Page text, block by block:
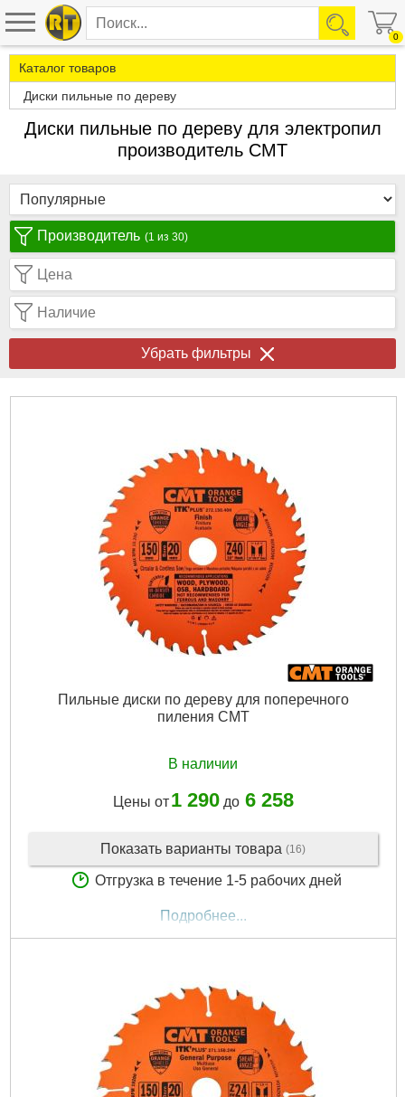
0
Каталог товаров
Диски пильные по дереву
Диски пильные по дереву для электропил
производитель CMT
Производитель (1 из 30)
Цена
Наличие
Убрать фильтры
Пильные диски по дереву для поперечного
пиления CMT
В наличии
Цены от 1 290до 6 258
Показать варианты товара (16)
Отгрузка в течение 1-5 рабочих дней
Подробнее...